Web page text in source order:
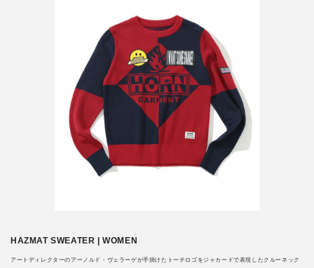
HAZMAT SWEATER | WOMEN
アートディレクターのアーノルド・ヴェラーゲが手掛けたトーチロゴをジャカードで表現したクルーネック